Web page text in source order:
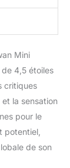
Mini
4,5 étoiles
critiques
la sensation
pour le
potentiel,
de son